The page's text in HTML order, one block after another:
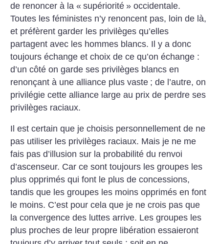
de renoncer à la « supériorité » occidentale.
Toutes les féministes n’y renoncent pas, loin de là,
et préfèrent garder les privilèges qu’elles
partagent avec les hommes blancs. Il y a donc
toujours échange et choix de ce qu’on échange :
d’un côté on garde ses privilèges blancs en
renonçant à une alliance plus vaste ; de l’autre, on
privilégie cette alliance large au prix de perdre ses
privilèges raciaux.
Il est certain que je choisis personnellement de ne
pas utiliser les privilèges raciaux. Mais je ne me
fais pas d’illusion sur la probabilité du renvoi
d’ascenseur. Car ce sont toujours les groupes les
plus opprimés qui font le plus de concessions,
tandis que les groupes les moins opprimés en font
le moins. C’est pour cela que je ne crois pas que
la convergence des luttes arrive. Les groupes les
plus proches de leur propre libération essaieront